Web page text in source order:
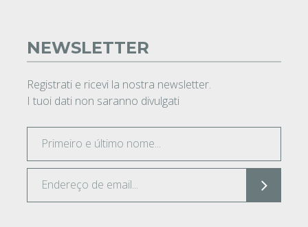
NEWSLETTER
Registrati e ricevi la nostra newsletter.
I tuoi dati non saranno divulgati